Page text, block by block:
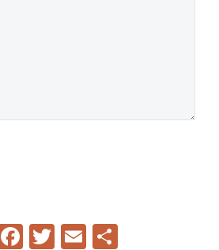
WhatsApp
Facebook
Twitter
Email